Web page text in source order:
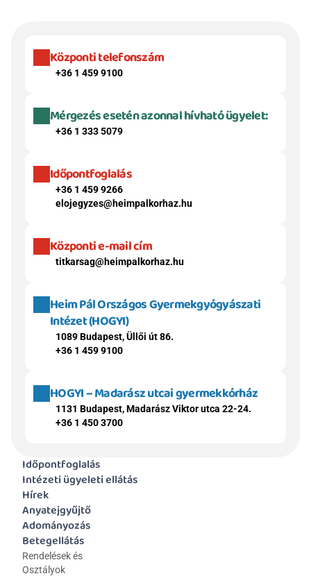
Központi telefonszám
+36 1 459 9100
Mérgezés esetén azonnal hívható ügyelet:
+36 1 333 5079
Időpontfoglalás
+36 1 459 9266
elojegyzes@heimpalkorhaz.hu
Központi e-mail cím
titkarsag@heimpalkorhaz.hu
Heim Pál Országos Gyermekgyógyászati
Intézet (HOGYI)
1089 Budapest, Üllői út 86.
+36 1 459 9100
HOGYI – Madarász utcai gyermekkórház
1131 Budapest, Madarász Viktor utca 22-24.
+36 1 450 3700
Időpontfoglalás
Intézeti ügyeleti ellátás
Hírek
Anyatejgyűjtő
Adományozás
Betegellátás
Rendelések és
Osztályok